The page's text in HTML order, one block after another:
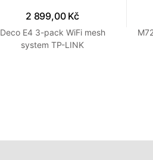
2 899,00 Kč
Deco E4 3-pack WiFi mesh
system TP-LINK